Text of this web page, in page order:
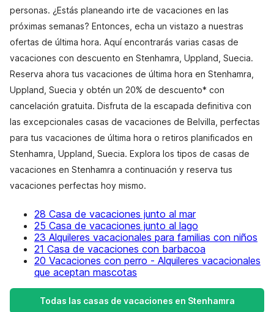
personas. ¿Estás planeando irte de vacaciones en las
próximas semanas? Entonces, echa un vistazo a nuestras
ofertas de última hora. Aquí encontrarás varias casas de
vacaciones con descuento en Stenhamra, Uppland, Suecia.
Reserva ahora tus vacaciones de última hora en Stenhamra,
Uppland, Suecia y obtén un 20% de descuento* con
cancelación gratuita. Disfruta de la escapada definitiva con
las excepcionales casas de vacaciones de Belvilla, perfectas
para tus vacaciones de última hora o retiros planificados en
Stenhamra, Uppland, Suecia. Explora los tipos de casas de
vacaciones en Stenhamra a continuación y reserva tus
vacaciones perfectas hoy mismo.
28 Casa de vacaciones junto al mar
25 Casa de vacaciones junto al lago
23 Alquileres vacacionales para familias con niños
21 Casa de vacaciones con barbacoa
20 Vacaciones con perro - Alquileres vacacionales
que aceptan mascotas
Todas las casas de vacaciones en Stenhamra